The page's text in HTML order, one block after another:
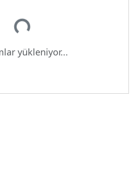
Yükleniyor...
yükleniyor...